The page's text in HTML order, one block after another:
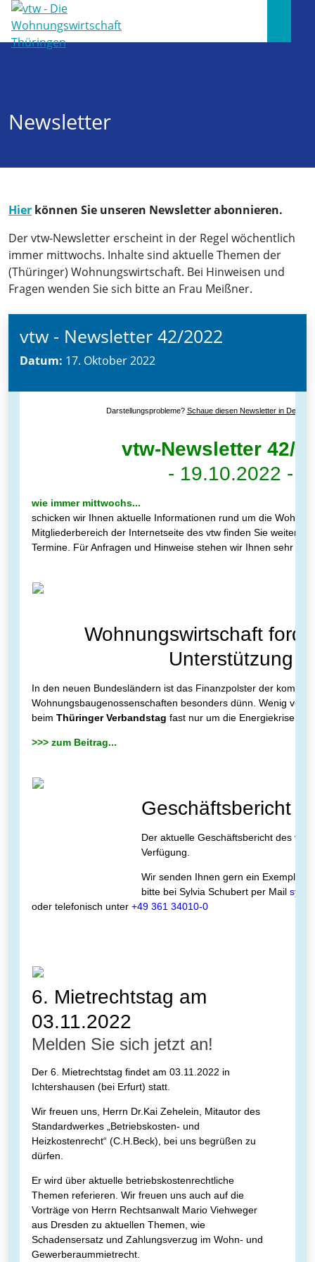
Newsletter
Hier können Sie unseren Newsletter abonnieren.
Der vtw-Newsletter erscheint in der Regel wöchentlich
immer mittwochs. Inhalte sind aktuelle Themen der
(Thüringer) Wohnungswirtschaft. Bei Hinweisen und
Fragen wenden Sie sich bitte an Frau Meißner.
vtw - Newsletter 42/2022
Datum: 17. Oktober 2022